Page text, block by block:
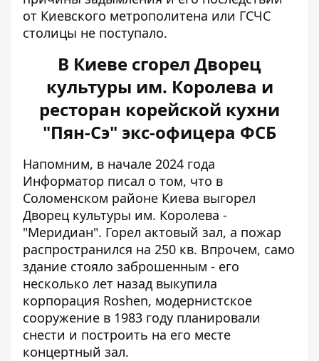
от Киевского метрополитена или ГСЧС
столицы не поступало.
В Киеве сгорел Дворец
культуры им. Королева и
ресторан корейской кухни
"Пян-Сэ" экс-офицера ФСБ
Напомним, в начале 2024 года
Информатор писал о том, что в
Соломенском районе Киева выгорел
Дворец культуры им. Королева -
"Меридиан". Горел актовый зал, а пожар
распространился на 250 кв. Впрочем, само
здание стояло заброшенным - его
несколько лет назад выкупила
корпорация Roshen, модернистское
сооружение в 1983 году планировали
снести и построить на его месте
концертный зал.